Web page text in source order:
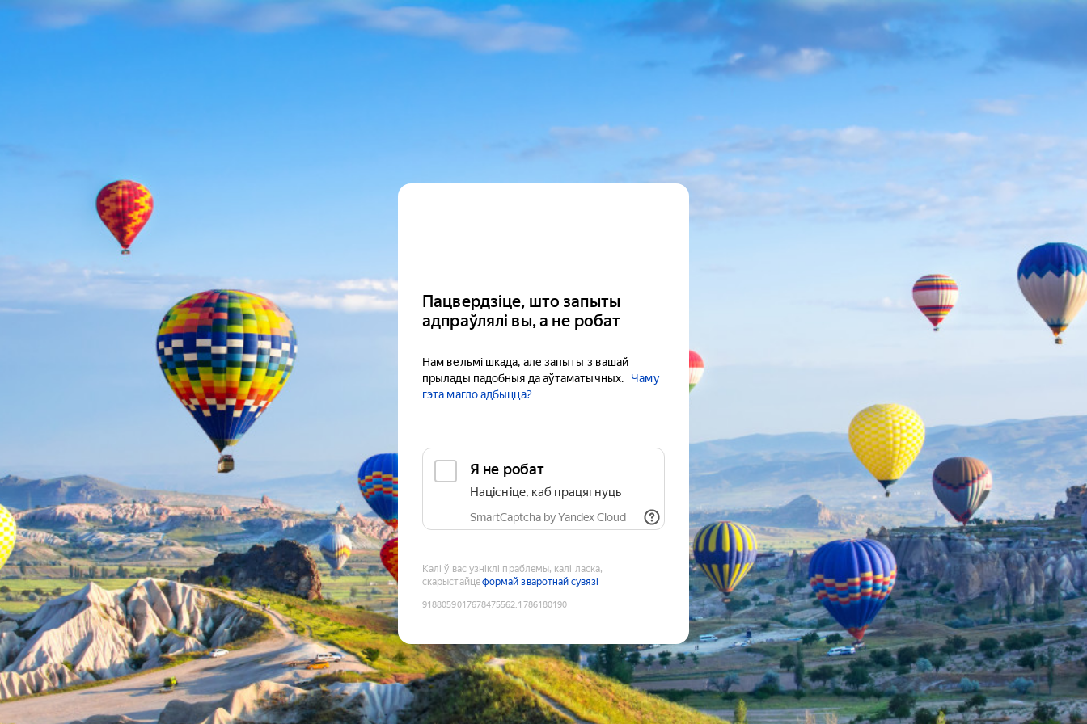
Пацвердзіце, што запыты
адпраўлялі вы, а не робат
Нам вельмі шкада, але запыты з вашай
прылады падобныя да аўтаматычных.
Чаму
гэта магло адбыцца?
Я не робат
Націсніце, каб працягнуць
SmartCaptcha by Yandex Cloud
Калі ў вас узніклі праблемы, калі ласка,
скарыстайцеформай зваротнай сувязі
9188059017678475562:1786180190